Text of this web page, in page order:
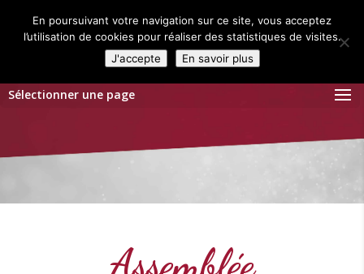
Sélectionner une page
Assemblée
En poursuivant votre navigation sur ce site, vous acceptez
l’utilisation de cookies pour réaliser des statistiques de visites.
J'accepte
En savoir plus